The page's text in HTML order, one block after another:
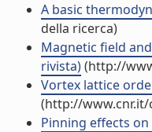
A basic
della ricerca)
Magnetic field
rivista)(http://
Vortex lattice
(http://
Pinning effects